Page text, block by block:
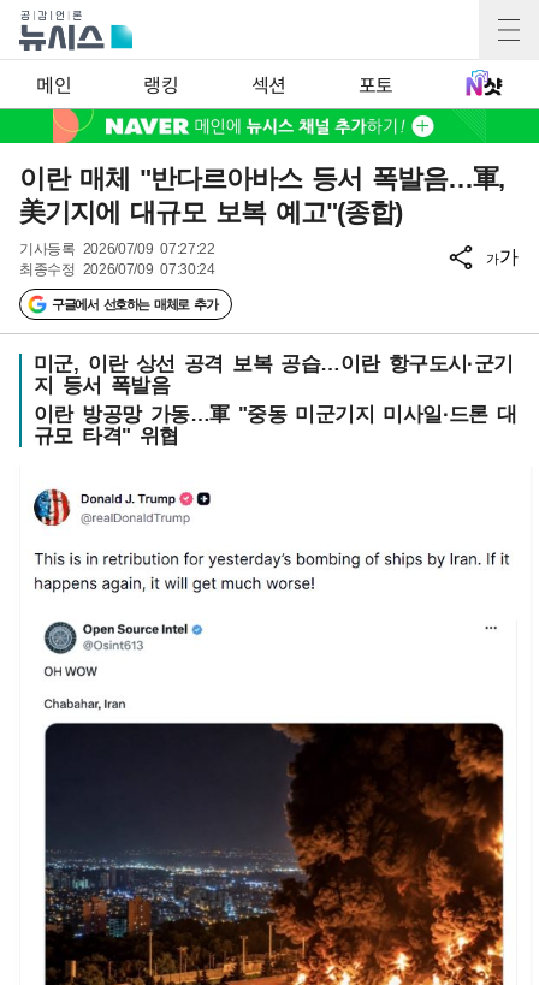
메인 랭킹 섹션 포토
이란 매체 "반다르아바스 등서 폭발음…軍,
美기지에 대규모 보복 예고"(종합)
기사등록 2026/07/09 07:27:22
최종수정 2026/07/09 07:30:24
구글에서 선호하는 매체로 추가
가가
미군, 이란 상선 공격 보복 공습…이란 항구도시·군기
지 등서 폭발음
이란 방공망 가동…軍 "중동 미군기지 미사일·드론 대
규모 타격" 위협